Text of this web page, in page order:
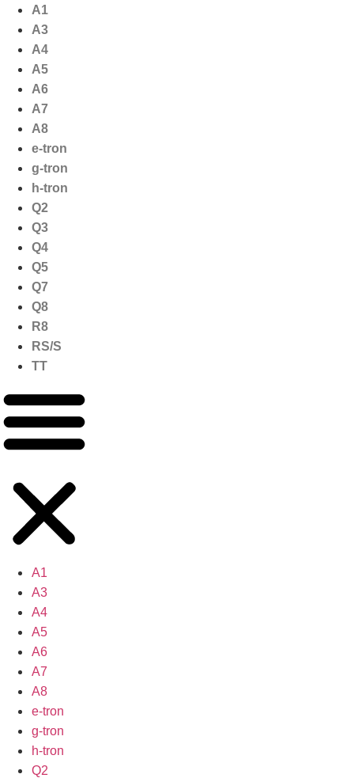
naar
inhoud
A1
A3
A4
A5
A6
A7
A8
e-tron
g-tron
h-tron
Q2
Q3
Q4
Q5
Q7
Q8
R8
RS/S
TT
A1
A3
A4
A5
A6
A7
A8
e-tron
g-tron
h-tron
Q2